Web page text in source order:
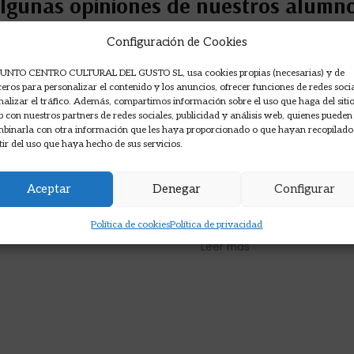
Configuración de Cookies
CENTRO CULTURAL DEL GUSTO SL, usa cookies propias (necesarias) y de
para personalizar el contenido y los anuncios, ofrecer funciones de redes
el tráfico. Además, compartimos información sobre el uso que haga del sitio
con nuestros partners de redes sociales, publicidad y análisis web, quienes pueden
con otra información que les haya proporcionado o que hayan
del uso que haya hecho de sus servicios.
Aceptar Denegar Configurar
Política de cookiesPolítica de privacidad
Opiniones en Google sobre nuestros cursos de cocina.
Sanz
para cocineros
avanzar en
con mi hijo "Alta
y ha sido todo un
menú publicado en la
Nos vamos
Carlos Moreno
hace 1 mes
Profesional. Iñigo nos ha
alta cocina
cantidad de contenido y
que sea ameno,
Leer más